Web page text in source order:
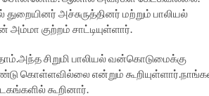
அச்சுருத்தினர் மற்றும் பாலியல்
அம்மா குற்றம் சாட்டியுள்ளார்.
சிறுமி பாலியல் வன்கொடுமைக்கு
கொள்ளவில்லை என்றும்
கூறினார்.